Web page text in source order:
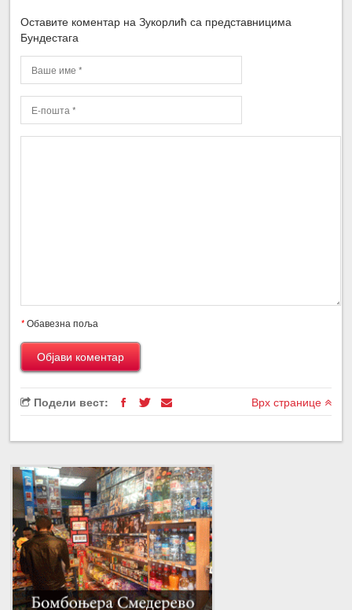
Оставите коментар на Зукорлић са представницима
Бундестага
*Обавезна поља
Подели вест: Врх странице